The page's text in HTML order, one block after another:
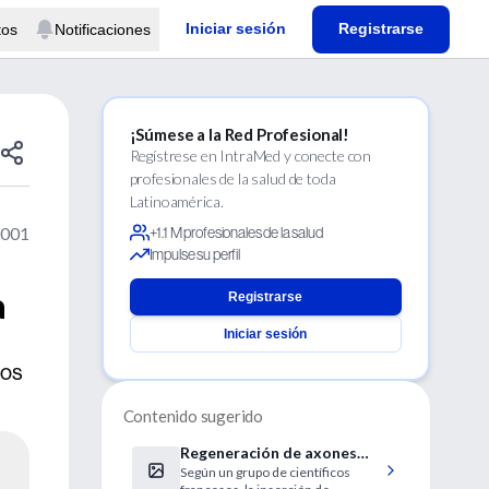
Notificaciones Iniciar sesión Registrarse
¡Súmese a la Red Profesional!
Regístrese en IntraMed y conecte con
profesionales de la salud de toda
Latinoamérica.
+1.1 M profesionales de la salud
Impulse su perfil
Registrarse
Iniciar sesión
Contenido sugerido
Regeneración de axones
medulares por medio de
Según un grupo de científicos